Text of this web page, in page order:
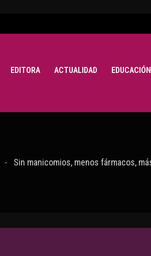
EDITORA ACTUALIDAD EDUCACIÓN
Sin manicomios, menos fármacos,